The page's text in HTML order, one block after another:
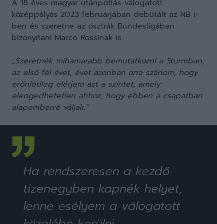
A 18 éves magyar utánpótlás-válogatott
középpályás 2023 februárjában debütált az NB I-
ben és szeretne az osztrák Bundesligában
bizonyítani Marco Rossinak is.
„Szeretnék mihamarabb bemutatkozni a Sturmban,
az első fél évet, évet azonban arra szánom, hogy
erőnlétileg elérjem azt a szintet, amely
elengedhetetlen ahhoz, hogy ebben a csapatban
alapemberré váljak.”
Ha rendszeresen a kezdő
tizenegyben kapnék helyet,
lenne esélyem a válogatott